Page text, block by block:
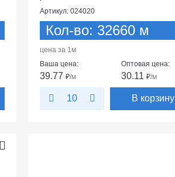
Артикул: 024020
Кол-во: 32660 м
цена за 1м
Ваша цена:
39.77 ₽/м
Оптовая цена:
30.11 ₽/м
10 В корзину